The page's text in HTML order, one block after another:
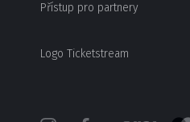
Přístup pro partnery
Logo Ticketstream